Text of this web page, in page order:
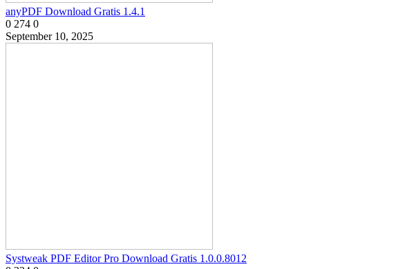
anyPDF Download Gratis 1.4.1
0 274 0
September 10, 2025
Systweak PDF Editor Pro Download Gratis 1.0.0.8012